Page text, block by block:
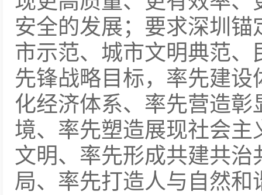
安全的发展；要求深圳
市示范、城市文明典范
先锋战略目标，率先建
化经济体系、率先营造
境、率先塑造展现社会
文明、率先形成共建共
局、率先打造人与自然